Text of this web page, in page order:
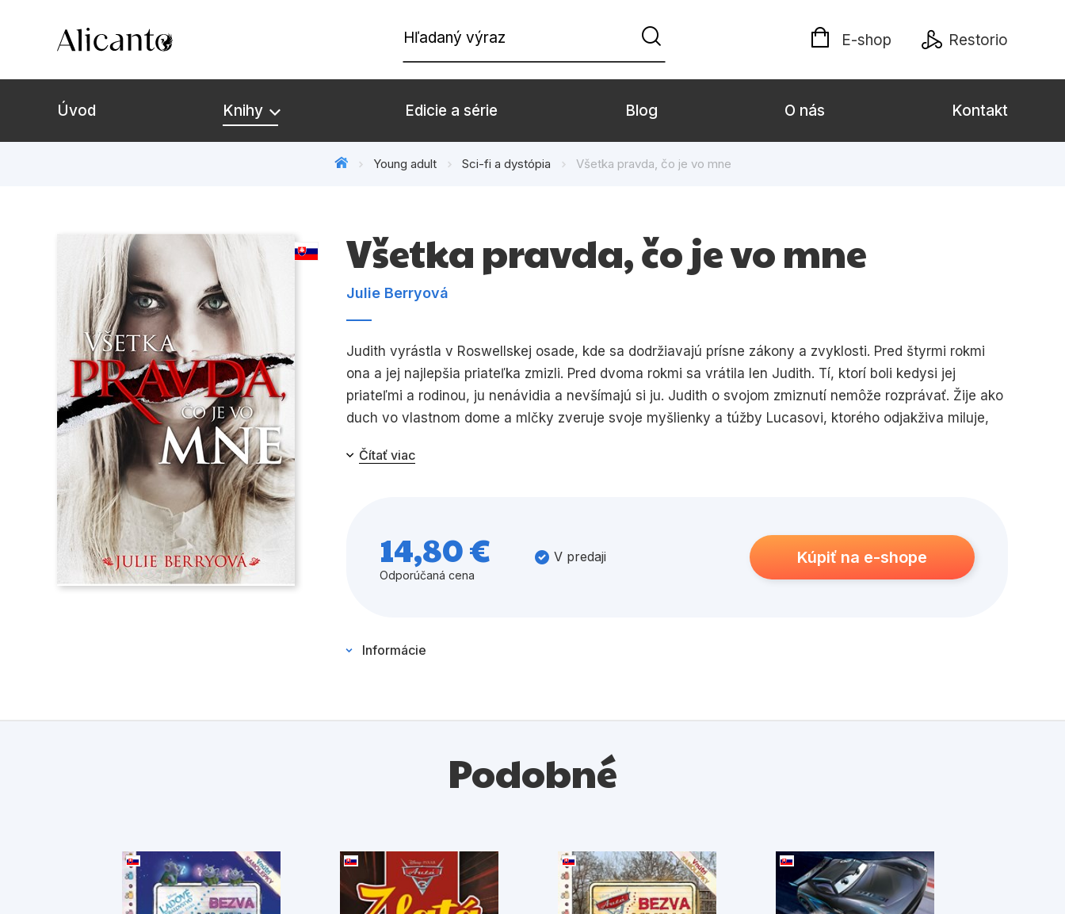
Hľadaný výraz E-shop Restorio
Úvod Knihy
Beletria pre deti Beletria pre dospelých
Komiks Počítače
Populárno - náučné pre deti Predškoláci
Všetky kategórie
Edicie a série Blog O nás Kontakt
Young adult Sci-fi a dystópia Všetka pravda, čo je vo mne
Všetka pravda, čo je vo mne
Julie Berryová
Judith vyrástla v Roswellskej osade, kde sa dodržiavajú prísne zákony a zvyklosti. Pred štyrmi rokmi
ona a jej najlepšia priateľka zmizli. Pred dvoma rokmi sa vrátila len Judith. Tí, ktorí boli kedysi jej
priateľmi a rodinou, ju nenávidia a nevšímajú si ju. Judith o svojom zmiznutí nemôže rozprávať. Žije ako
duch vo vlastnom dome a mlčky zveruje svoje myšlienky a túžby Lucasovi, ktorého odjakživa miluje,
začína vychádzať najavo. Judith stojí pred voľbou, či má žiť ďalej v mlčaní, alebo pozdvihnúť svoj hlas,
Čítať viac
14,80 €
Odporúčaná cena
V predaji Kúpiť na e-shope
Informácie
Podobné